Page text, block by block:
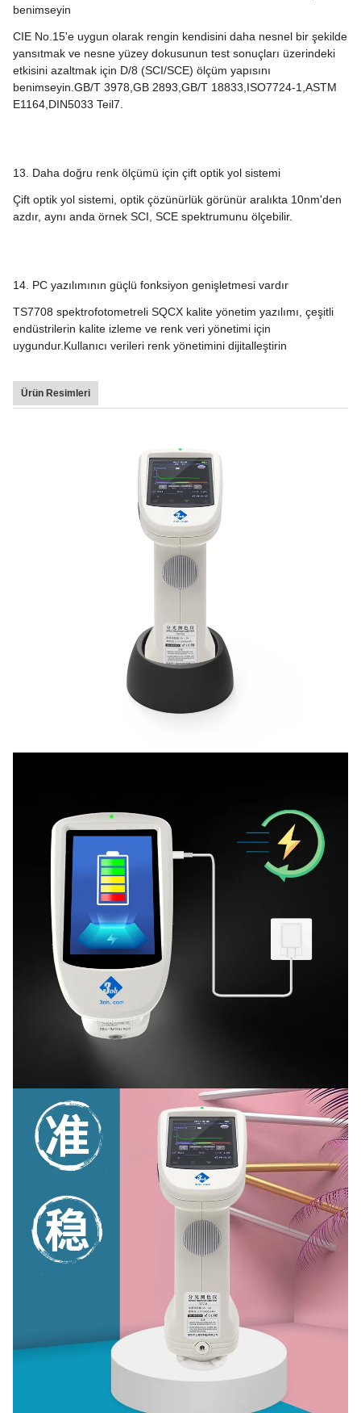
benimseyin
CIE No.15'e uygun olarak rengin kendisini daha nesnel bir şekilde
yansıtmak ve nesne yüzey dokusunun test sonuçları üzerindeki
etkisini azaltmak için D/8 (SCI/SCE) ölçüm yapısını
benimseyin.GB/T 3978,GB 2893,GB/T 18833,ISO7724-1,ASTM
E1164,DIN5033 Teil7.
13. Daha doğru renk ölçümü için çift optik yol sistemi
Çift optik yol sistemi, optik çözünürlük görünür aralıkta 10nm'den
azdır, aynı anda örnek SCI, SCE spektrumunu ölçebilir.
14. PC yazılımının güçlü fonksiyon genişletmesi vardır
TS7708 spektrofotometreli SQCX kalite yönetim yazılımı, çeşitli
endüstrilerin kalite izleme ve renk veri yönetimi için
uygundur.Kullanıcı verileri renk yönetimini dijitalleştirin
Ürün Resimleri